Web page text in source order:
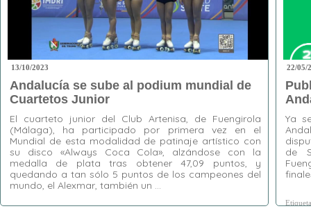
13/10/2023
Andalucía se sube al podium mundial de
Cuartetos Junior
El cuarteto junior del Club Artenisa, de Fuengirola
(Málaga), ha participado por primera vez en el
Mundial de esta modalidad de patinaje artístico con
su disco «Always Coca Cola», alzándose con la
medalla de plata tras obtener 47,09 puntos, y
quedando a tan sólo 5 puntos de los campeones del
mundo, el Alexmar, también un …
22/05/
Ya
de